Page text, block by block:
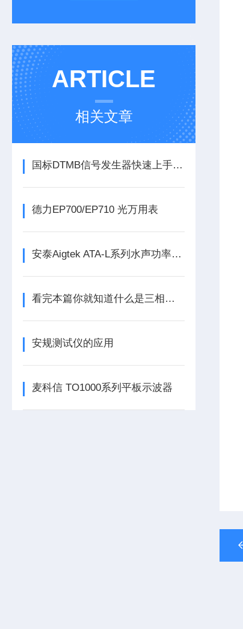
ARTICLE
相关文章
国标DTMB信号发生器快速上手：PN420/595/945三种帧头怎么选
德力EP700/EP710 光万用表
安泰Aigtek ATA-L系列水声功率放大器
看完本篇你就知道什么是三相功率分析仪了
安规测试仪的应用
麦科信 TO1000系列平板示波器